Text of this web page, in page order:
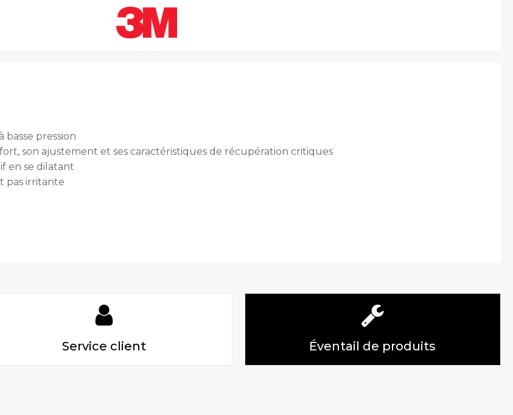
pression
son ajustement et ses caractéristiques de récupération critiques
en se dilatant
pas irritante
Service client Éventail de produits